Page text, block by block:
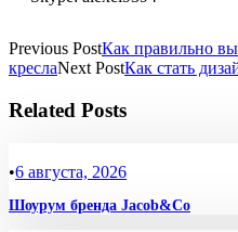
Previous PostКак правильно
креслаNext PostКак стать
Related Posts
•6 августа, 2026
Шоурум бренда Jacob&Co